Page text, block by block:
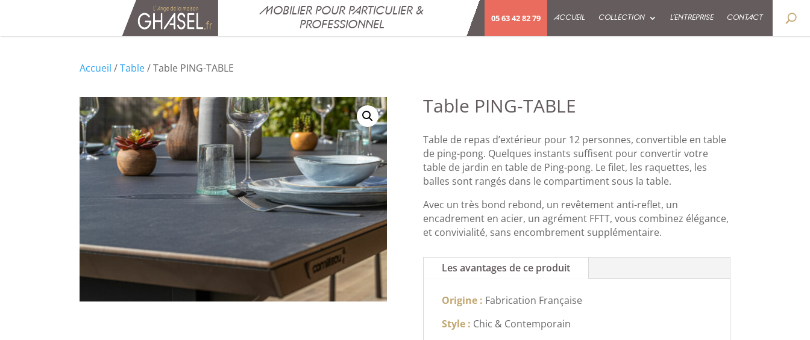
MOBILIER POUR PARTICULIER &
PROFESSIONNEL
05 63 42 82 79 ACCUEIL COLLECTION L’ENTREPRISE CONTACT
Accueil /Table/ Table PING-TABLE
Table PING-TABLE
Table de repas d’extérieur pour 12 personnes, convertible en table
de ping-pong. Quelques instants suffisent pour convertir votre
table de jardin en table de Ping-pong. Le filet, les raquettes, les
balles sont rangés dans le compartiment sous la table.
Avec un très bond rebond, un revêtement anti-reflet, un
encadrement en acier, un agrément FFTT, vous combinez élégance,
et convivialité, sans encombrement supplémentaire.
Les avantages de ce produit
Origine : Fabrication Française
Style : Chic & Contemporain